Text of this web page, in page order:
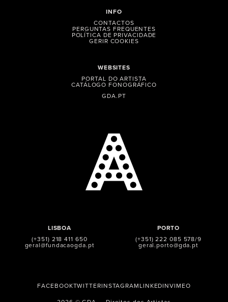
LISBOA
(+351) 218 411 650
geral@fundacaogda.pt
PORTO
(+351) 222 085 578/9
geral.porto@gda.pt
WEBSITES
PORTAL DO ARTISTA
CATÁLOGO FONOGRÁFICO
GDA.PT
INFO
CONTACTOS
PERGUNTAS FREQUENTES
POLÍTICA DE PRIVACIDADE
GERIR COOKIES
FACEBOOKTWITTERINSTAGRAMLINKEDINVIMEO